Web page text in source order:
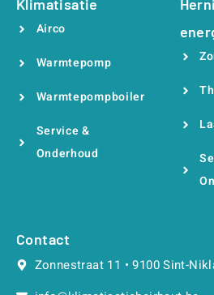
Klimatisatie
Airco
Warmtepomp
Warmtepompboiler
Service &
Onderhoud
Contact
Zonnestraat 11 • 9100 Sint-